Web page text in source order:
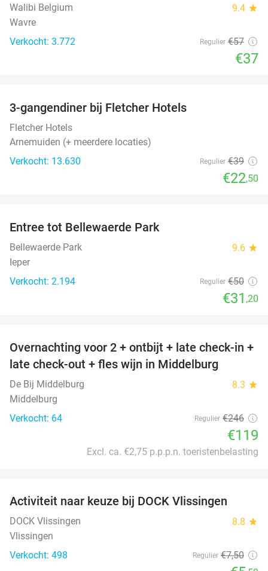
Walibi Belgium 9.4 star
Wavre
Verkocht: 3.772
Regulier €57
€37
3-gangendiner bij Fletcher Hotels
Fletcher Hotels
Arnemuiden (+ meerdere locaties)
Verkocht: 13.630
Regulier €39
€22,50
Entree tot Bellewaerde Park
Bellewaerde Park 9.6 star
Ieper
Verkocht: 2.194
Regulier €50
€31 ,20
52%
Overnachting voor 2 + ontbijt + late check-in +
late check-out + fles wijn in Middelburg
De Bij Middelburg 8.3 star
Middelburg
Verkocht: 64
Regulier €246
€119
Excl. ca. €2,75 p.p.p.n. toeristenbelasting
Activiteit naar keuze bij DOCK Vlissingen
DOCK Vlissingen 8.8 star
Vlissingen
Verkocht: 498
Regulier €7,50